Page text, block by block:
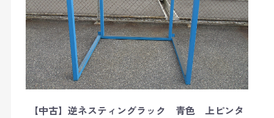
【中古】逆ネスティングラック 青色 上ピンタ